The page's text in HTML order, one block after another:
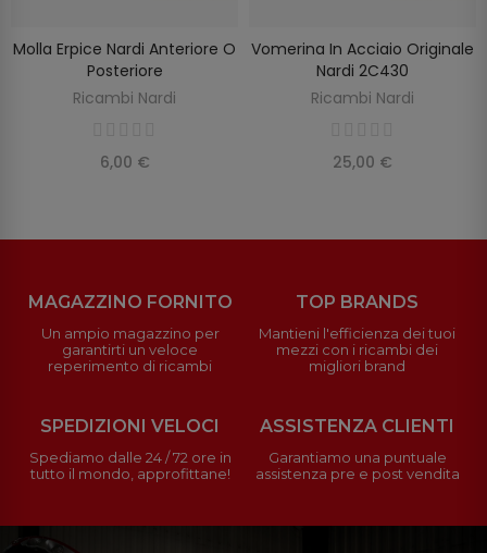
SELEZIONA OPZIONI
Molla Erpice Nardi Anteriore O
Posteriore
Ricambi Nardi
6,00 €
AGGIUNGI AL CARRELLO
Vomerina In Acciaio Originale
Nardi 2C430
Ricambi Nardi
25,00 €
MAGAZZINO FORNITO
Un ampio magazzino per
garantirti un veloce
reperimento di ricambi
TOP BRANDS
Mantieni l'efficienza dei tuoi
mezzi con i ricambi dei
migliori brand
SPEDIZIONI VELOCI
Spediamo dalle 24 / 72 ore in
tutto il mondo, approfittane!
ASSISTENZA CLIENTI
Garantiamo una puntuale
assistenza pre e post vendita